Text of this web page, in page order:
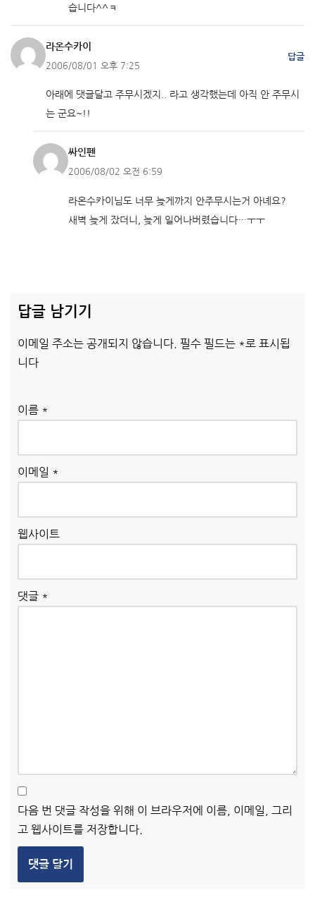
습니다^^ㅋ
라온수카이
2006/08/01 오후 7:25
답글
아래에 댓글달고 주무시겠지.. 라고 생각했는데 아직 안 주무시
는 군요~!!
싸인펜
2006/08/02 오전 6:59
라온수카이님도 너무 늦게까지 안주무시는거 아녜요?
새벽 늦게 잤더니, 늦게 일어나버렸습니다…ㅜㅜ
답글 남기기
이메일 주소는 공개되지 않습니다. 필수 필드는 * 로 표시됩
니다
이름 *
이메일 *
웹사이트
댓글 *
다음 번 댓글 작성을 위해 이 브라우저에 이름, 이메일, 그리
고 웹사이트를 저장합니다.